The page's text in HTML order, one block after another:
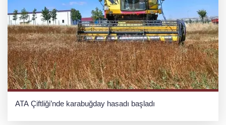
ATA Çiftliği’nde karabuğday hasadı başladı